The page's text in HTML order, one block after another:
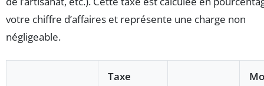
votre chiffre d’affaires et représente une charge non
négligeable.
Taxe